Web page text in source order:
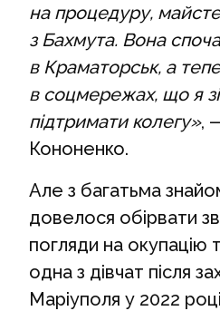
на процедуру,
з Бахмута. Вона
в Краматорськ, а
в соцмережах, що я
підтримати колегу»,
Кононенко.
Але з багатьма
довелося обірвати
погляди на окупацію
одна з дівчат після
Маріуполя у 2022